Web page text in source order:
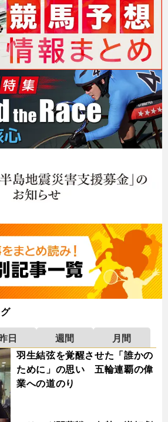
日 週間
月間
羽生結弦を覚醒させた「誰かの
ために」の思い 五輪連覇の偉
業への道のり